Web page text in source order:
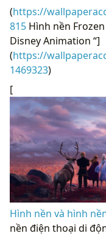
(https://
815 Hình nền
Disney Animation “]
(https://
1469323)
[
Hình nền và hình
nền điện thoại di